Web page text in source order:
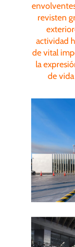
revisten
actividad
de vital
la
de